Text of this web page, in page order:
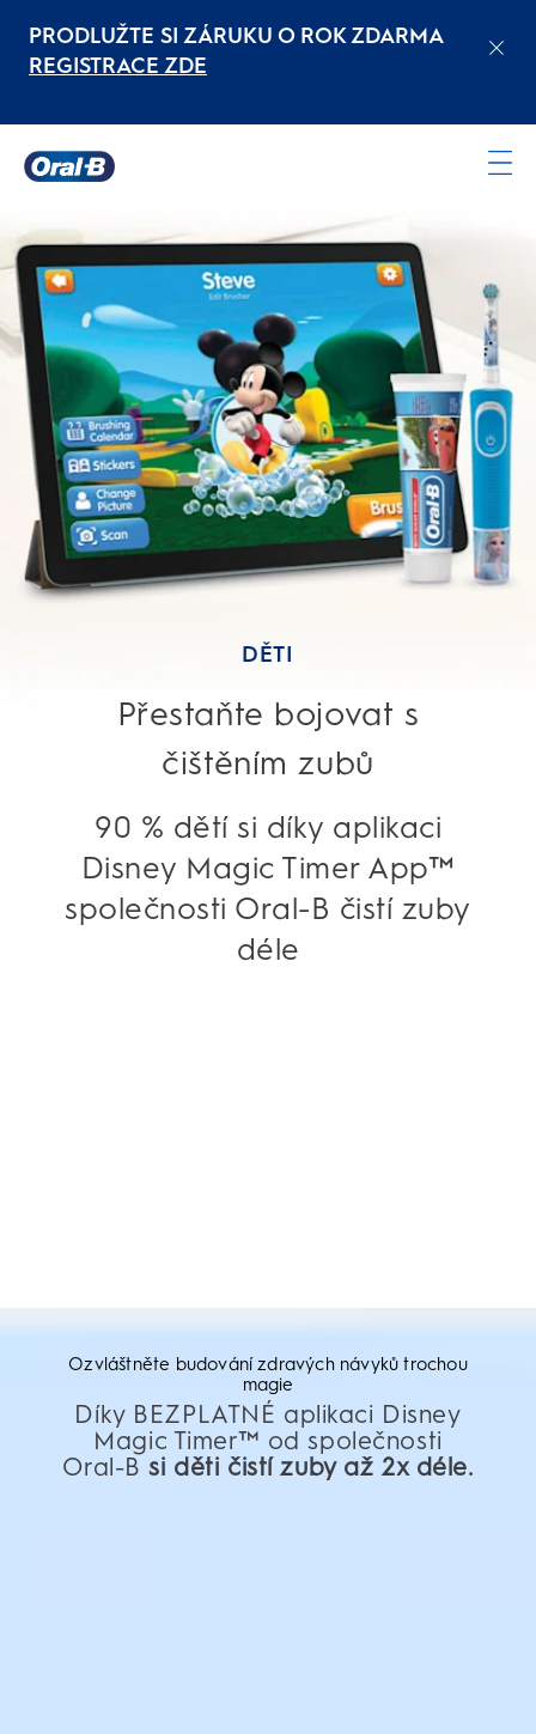
PRODLUŽTE SI ZÁRUKU O ROK ZDARMA
REGISTRACE ZDE
B
Domovská
stránka
DĚTI
Přestaňte bojovat s
čištěním zubů
90 % dětí si díky aplikaci
Disney Magic Timer App™
společnosti Oral-B čistí zuby
déle
Ozvláštněte budování zdravých návyků trochou
magie
Díky BEZPLATNÉ aplikaci Disney
Magic Timer™ od společnosti
Oral-Bsi děti čistí zuby až 2x déle.